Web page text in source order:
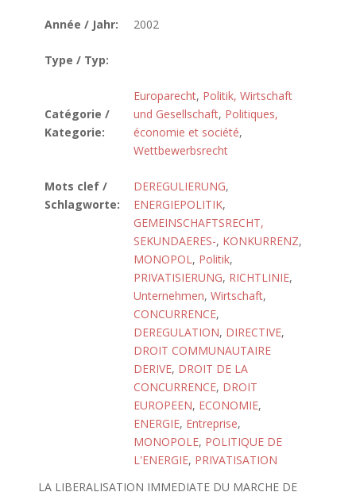
Année / Jahr: 2002
Type / Typ:
Catégorie /
Kategorie:
Europarecht, Politik, Wirtschaft
und Gesellschaft, Politiques,
économie et société,
Wettbewerbsrecht
Mots clef /
Schlagworte:
DEREGULIERUNG,
ENERGIEPOLITIK,
GEMEINSCHAFTSRECHT,
SEKUNDAERES-, KONKURRENZ,
MONOPOL, Politik,
PRIVATISIERUNG, RICHTLINIE,
Unternehmen, Wirtschaft,
CONCURRENCE,
DEREGULATION, DIRECTIVE,
DROIT COMMUNAUTAIRE
DERIVE, DROIT DE LA
CONCURRENCE, DROIT
EUROPEEN, ECONOMIE,
ENERGIE, Entreprise,
MONOPOLE, POLITIQUE DE
L'ENERGIE, PRIVATISATION
LA LIBERALISATION IMMEDIATE DU MARCHE DE